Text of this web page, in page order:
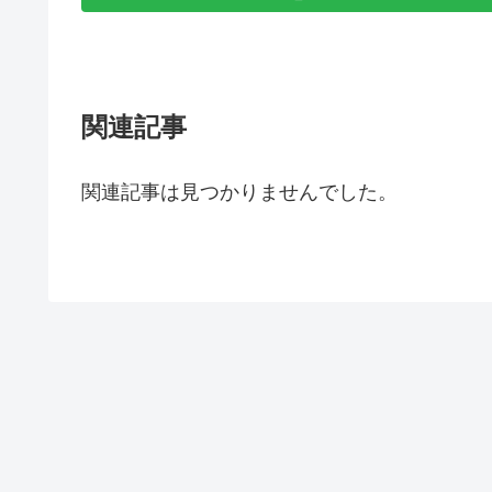
関連記事
関連記事は見つかりませんでした。